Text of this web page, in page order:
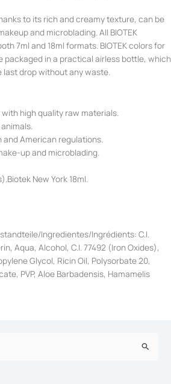
to its rich and creamy texture, can be
and microblading. All BIOTEK
7ml and 18ml formats. BIOTEK colors for
packaged in a practical airless bottle, which
last drop without any waste.
high quality raw materials.
and American regulations.
up and microblading.
New York 18ml.
Ingredientes/Ingrédients: C.I.
Aqua, Alcohol, C.I. 77492 (Iron Oxides),
Glycol, Ricin Oil, Polysorbate 20,
PVP, Aloe Barbadensis, Hamamelis